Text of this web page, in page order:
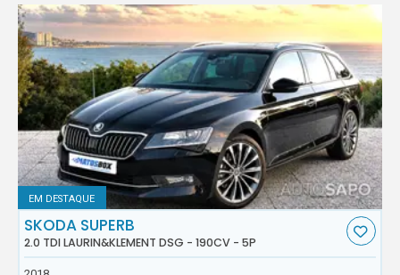
EM DESTAQUE
SKODA SUPERB
2.0 TDI LAURIN&KLEMENT DSG - 190CV - 5P